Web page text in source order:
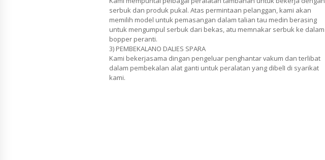
serbuk dan produk pukal. Atas permintaan pelanggan, kami akan
memilih model untuk pemasangan dalam talian tau medin berasing
untuk mengumpul serbuk dari bekas, atu memnakar serbuk ke dalam
bopper peranti.
3) PEMBEKALANO DALIES SPARA
Kami bekerjasama dingan pengeluar penghantar vakum dan terlibat
dalam pembekalan alat ganti untuk peralatan yang dibelI di syarikat
kami.